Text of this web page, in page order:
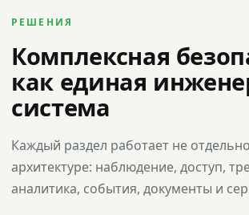
РЕШЕНИЯ
Комплексная
как единая
система
Каждый раздел работает не
архитектуре: наблюдение, доступ,
аналитика, события, документы и